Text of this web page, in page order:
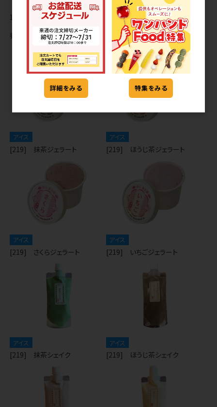
11
件中 1〜11件目
表示切替
アイス
[219] 抹茶ジェラート
アイス
[219] ほうじ茶ジェラート
アイス
[219] さくらジェラート
アイス
[219] いちごジェラート
アイス
[219] 抹茶シェイク
アイス
[219] ほうじ茶シェイク
詳細をみる 特集をみる